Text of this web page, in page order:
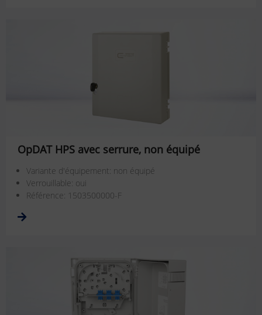
OpDAT HPS avec serrure, non équipé
Variante d'équipement: non équipé
Verrouillable: oui
Référence: 1503500000-F